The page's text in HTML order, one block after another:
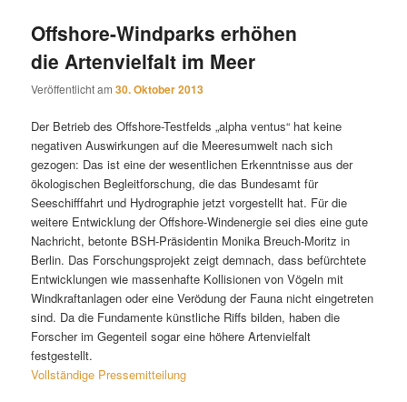
Offshore-Windparks erhöhen
die Artenvielfalt im Meer
Veröffentlicht am30. Oktober 2013
Der Betrieb des Offshore-Testfelds „alpha ventus“ hat keine
negativen Auswirkungen auf die Meeresumwelt nach sich
gezogen: Das ist eine der wesentlichen Erkenntnisse aus der
ökologischen Begleitforschung, die das Bundesamt für
Seeschifffahrt und Hydrographie jetzt vorgestellt hat. Für die
weitere Entwicklung der Offshore-Windenergie sei dies eine gute
Nachricht, betonte BSH-Präsidentin Monika Breuch-Moritz in
Berlin. Das Forschungsprojekt zeigt demnach, dass befürchtete
Entwicklungen wie massenhafte Kollisionen von Vögeln mit
Windkraftanlagen oder eine Verödung der Fauna nicht eingetreten
sind. Da die Fundamente künstliche Riffs bilden, haben die
Forscher im Gegenteil sogar eine höhere Artenvielfalt
festgestellt.
Vollständige Pressemitteilung